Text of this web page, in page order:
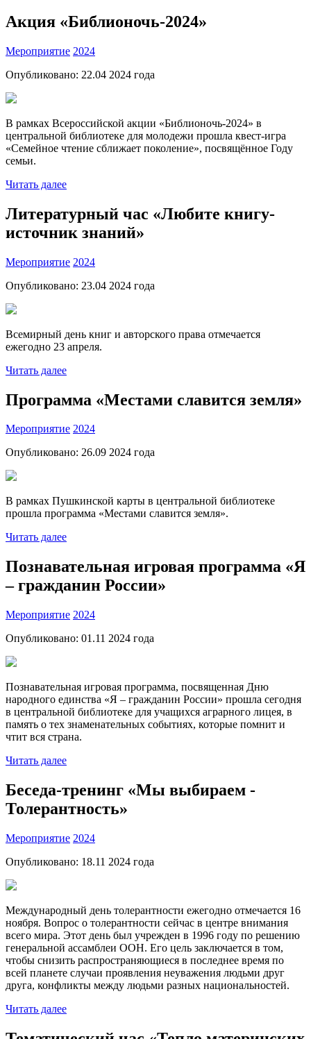
Акция «Библионочь-2024»
Мероприятие 2024
Опубликовано: 22.04 2024 года
В рамках Всероссийской акции «Библионочь-2024» в
центральной библиотеке для молодежи прошла квест-игра
«Семейное чтение сближает поколение», посвящённое Году
семьи.
Читать далее
Литературный час «Любите книгу-
источник знаний»
Мероприятие 2024
Опубликовано: 23.04 2024 года
Всемирный день книг и авторского права отмечается
ежегодно 23 апреля.
Читать далее
Программа «Местами славится земля»
Мероприятие 2024
Опубликовано: 26.09 2024 года
В рамках Пушкинской карты в центральной библиотеке
прошла программа «Местами славится земля».
Читать далее
Познавательная игровая программа «Я
– гражданин России»
Мероприятие 2024
Опубликовано: 01.11 2024 года
Познавательная игровая программа, посвященная Дню
народного единства «Я – гражданин России» прошла сегодня
в центральной библиотеке для учащихся аграрного лицея, в
память о тех знаменательных событиях, которые помнит и
чтит вся страна.
Читать далее
Беседа-тренинг «Мы выбираем -
Толерантность»
Мероприятие 2024
Опубликовано: 18.11 2024 года
Международный день толерантности ежегодно отмечается 16
ноября. Вопрос о толерантности сейчас в центре внимания
всего мира. Этот день был учрежден в 1996 году по решению
генеральной ассамблеи ООН. Его цель заключается в том,
чтобы снизить распространяющиеся в последнее время по
всей планете случаи проявления неуважения людьми друг
друга, конфликты между людьми разных национальностей.
Читать далее